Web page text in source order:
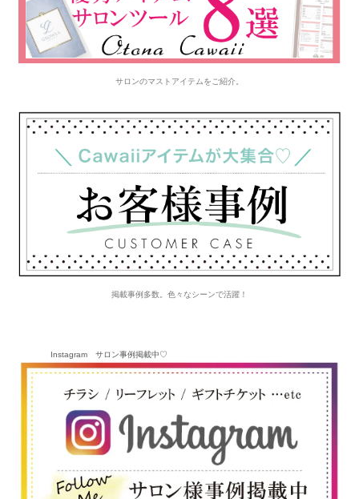
サロンのマストアイテムをご紹介。
掲載事例多数。色々なシーンで活躍！
Instagram サロン事例掲載中♡